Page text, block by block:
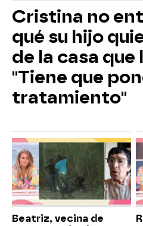
Cristina no
qué su hijo
de la casa que
"Tiene que
tratamiento"
Beatriz, vecina de